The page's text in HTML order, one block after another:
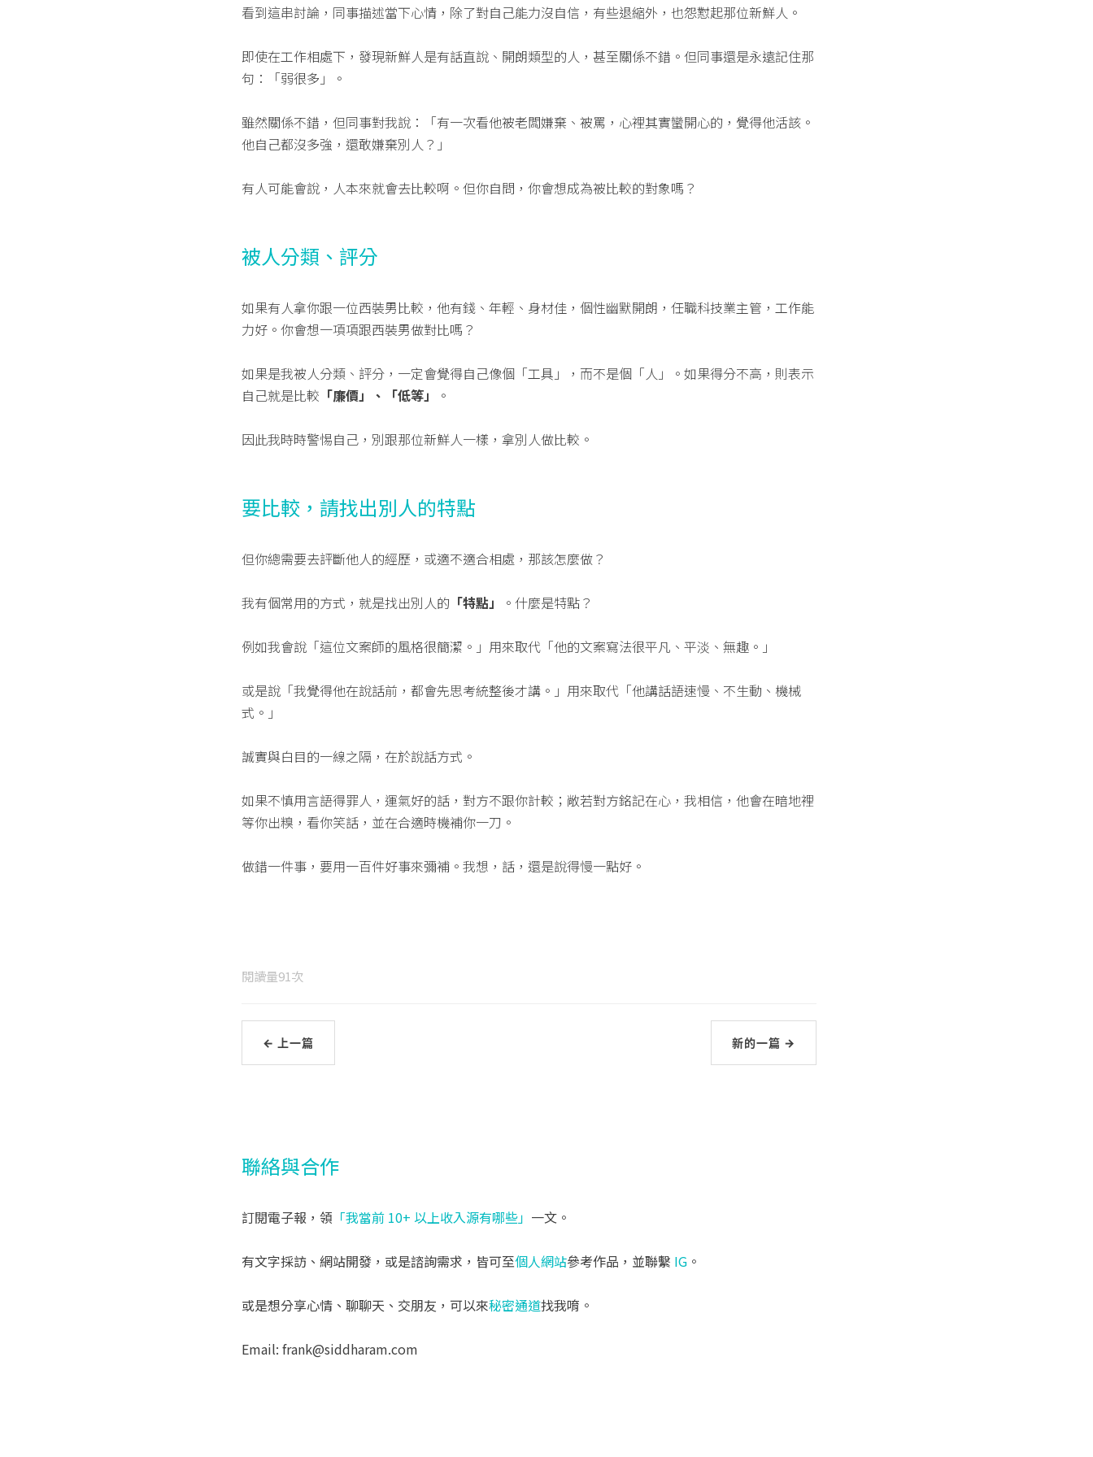
看到這串討論，同事描述當下心情，除了對自己能力沒自信，有些退縮外，也怨懟起那位新鮮人。
即使在工作相處下，發現新鮮人是有話直說、開朗類型的人，甚至關係不錯。但同事還是永遠記住那
句：「弱很多」。
雖然關係不錯，但同事對我說：「有一次看他被老闆嫌棄、被罵，心裡其實蠻開心的，覺得他活該。
他自己都沒多強，還敢嫌棄別人？」
有人可能會說，人本來就會去比較啊。但你自問，你會想成為被比較的對象嗎？
被人分類、評分
如果有人拿你跟一位西裝男比較，他有錢、年輕、身材佳，個性幽默開朗，任職科技業主管，工作能
力好。你會想一項項跟西裝男做對比嗎？
如果是我被人分類、評分，一定會覺得自己像個「工具」，而不是個「人」。如果得分不高，則表示
自己就是比較 「廉價」、「低等」 。
因此我時時警惕自己，別跟那位新鮮人一樣，拿別人做比較。
要比較，請找出別人的特點
但你總需要去評斷他人的經歷，或適不適合相處，那該怎麼做？
我有個常用的方式，就是找出別人的 「特點」 。什麼是特點？
例如我會說「這位文案師的風格很簡潔。」用來取代「他的文案寫法很平凡、平淡、無趣。」
或是說「我覺得他在說話前，都會先思考統整後才講。」用來取代「他講話語速慢、不生動、機械
式。」
誠實與白目的一線之隔，在於說話方式。
如果不慎用言語得罪人，運氣好的話，對方不跟你計較；敞若對方銘記在心，我相信，他會在暗地裡
等你出糗，看你笑話，並在合適時機補你一刀。
做錯一件事，要用一百件好事來彌補。我想，話，還是說得慢一點好。
閱讀量91次
← 上一篇 新的一篇 →
聯絡與合作
訂閱電子報，領 「我當前 10+ 以上收入源有哪些」 一文。
有文字採訪、網站開發，或是諮詢需求，皆可至個人網站參考作品，並聯繫 IG 。
或是想分享心情、聊聊天、交朋友，可以來秘密通道找我唷。
Email: frank@siddharam.com